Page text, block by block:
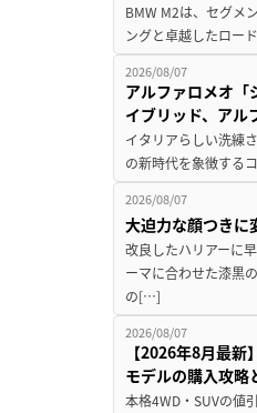
BMW M2は、セグメ
ングと卓越したロー
2026/08/07
アルファロメオ「
イブリッド、アル
イタリアらしい洗練
の新時代を象徴する
2026/08/07
大迫力な顔つきに
改良したハリアーに
ーマに合わせた漆黒
の[…]
2026/08/07
【2026年8月最
モデルの購入攻略
本格4WD・SUVの値